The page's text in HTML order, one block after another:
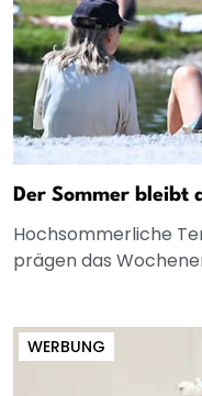
Der Sommer bleibt
Hochsommerliche
prägen das
WERBUNG